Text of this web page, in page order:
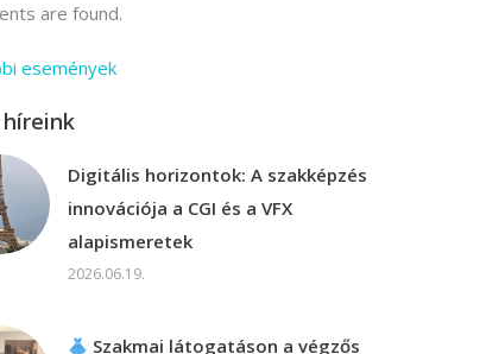
are found.
események
híreink
Digitális horizontok: A szakképzés
innovációja a CGI és a VFX
alapismeretek
2026.06.19.
Szakmai látogatáson a végzős